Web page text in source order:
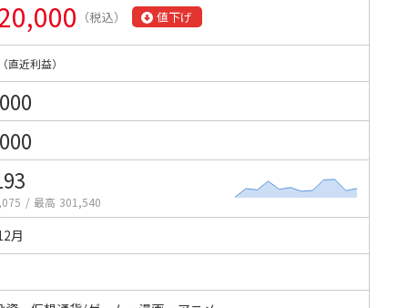
（税込） 値下げ
（直近利益）
/ 最高 301,540
月